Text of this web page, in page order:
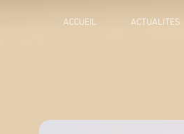
ACCUEIL ACTUALITES